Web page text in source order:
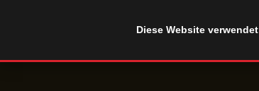
DuckTip.com
Diese Website